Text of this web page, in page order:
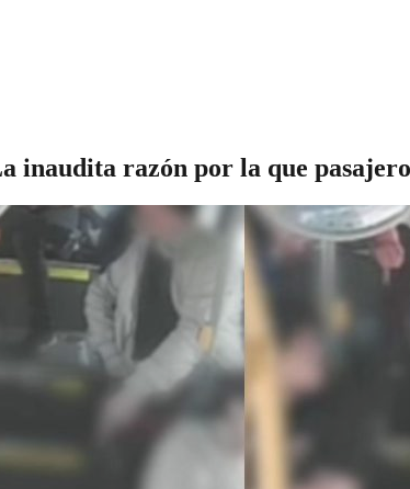
inaudita razón por la que